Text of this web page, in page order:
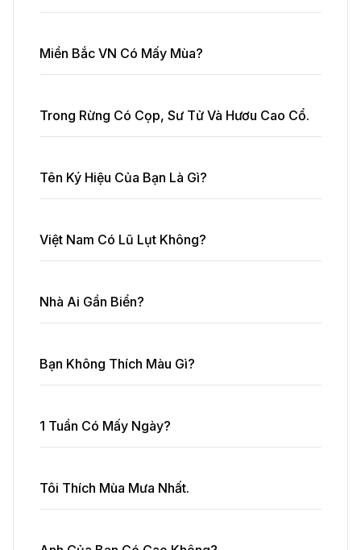
Miền Bắc VN Có Mấy Mùa?
Trong Rừng Có Cọp, Sư Tử Và Hươu Cao Cổ.
Tên Ký Hiệu Của Bạn Là Gì?
Việt Nam Có Lũ Lụt Không?
Nhà Ai Gần Biển?
Bạn Không Thích Màu Gì?
1 Tuần Có Mấy Ngày?
Tôi Thích Mùa Mưa Nhất.